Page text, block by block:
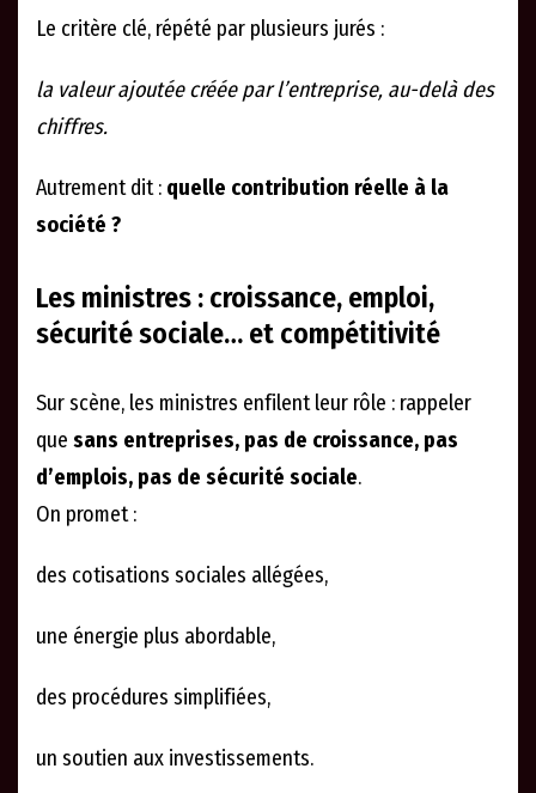
Le critère clé, répété par plusieurs jurés :
la valeur ajoutée créée par l’entreprise, au-delà des
chiffres.
Autrement dit : quelle contribution réelle à la
société ?
Les ministres : croissance, emploi,
sécurité sociale… et compétitivité
Sur scène, les ministres enfilent leur rôle : rappeler
que sans entreprises, pas de croissance, pas
d’emplois, pas de sécurité sociale.
On promet :
des cotisations sociales allégées,
une énergie plus abordable,
des procédures simplifiées,
un soutien aux investissements.